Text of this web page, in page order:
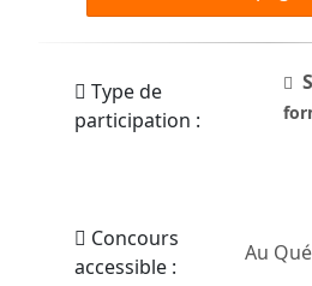
Type de
participation :
Concours
accessible :
Au